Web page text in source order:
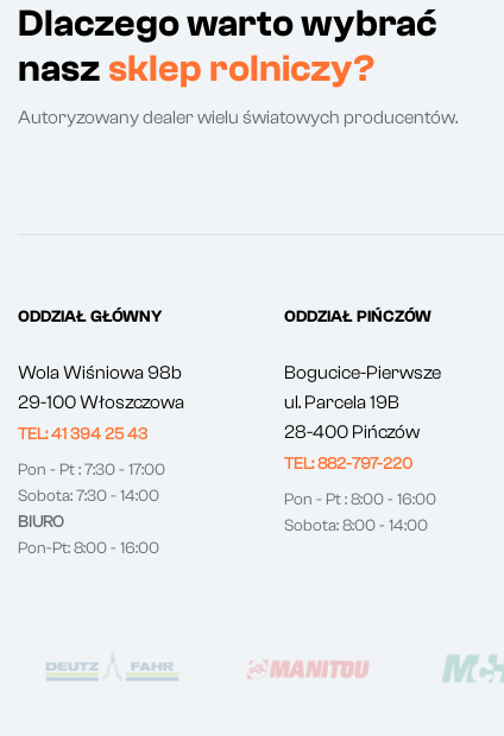
Dlaczego warto wybrać
nasz sklep rolniczy?
Autoryzowany dealer wielu światowych producentów.
ODDZIAŁ GŁÓWNY
Wola Wiśniowa 98b
29-100 Włoszczowa
TEL: 41 394 25 43
Pon - Pt : 7:30 - 17:00
Sobota: 7:30 - 14:00
BIURO
Pon-Pt: 8:00 - 16:00
ODDZIAŁ PIŃCZÓW
Bogucice-Pierwsze
ul. Parcela 19B
28-400 Pińczów
TEL: 882-797-220
Pon - Pt : 8:00 - 16:00
Sobota: 8:00 - 14:00